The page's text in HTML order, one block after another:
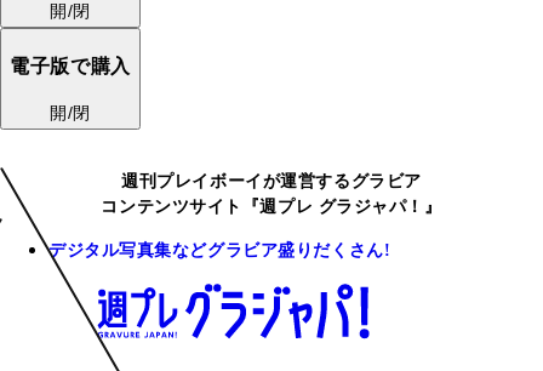
開/閉
電子版で購入
開/閉
週刊プレイボーイが運営するグラビア
コンテンツサイト『週プレ グラジャパ！』
デジタル写真集などグラビア盛りだくさん!